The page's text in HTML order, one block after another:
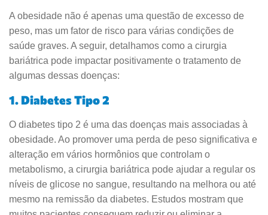
A obesidade não é apenas uma questão de excesso de
peso, mas um fator de risco para várias condições de
saúde graves. A seguir, detalhamos como a cirurgia
bariátrica pode impactar positivamente o tratamento de
algumas dessas doenças:
1. Diabetes Tipo 2
O diabetes tipo 2 é uma das doenças mais associadas à
obesidade. Ao promover uma perda de peso significativa e
alteração em vários hormônios que controlam o
metabolismo, a cirurgia bariátrica pode ajudar a regular os
níveis de glicose no sangue, resultando na melhora ou até
mesmo na remissão da diabetes. Estudos mostram que